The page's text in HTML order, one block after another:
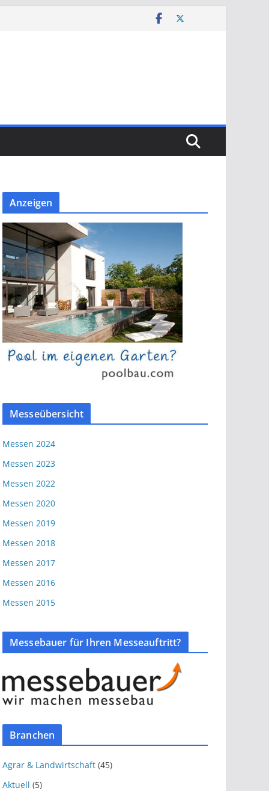
Anzeigen
Messeübersicht
Messen 2024
Messen 2023
Messen 2022
Messen 2020
Messen 2019
Messen 2018
Messen 2017
Messen 2016
Messen 2015
Messebauer für Ihren Messeauftritt?
Branchen
Agrar & Landwirtschaft (45)
Aktuell (5)